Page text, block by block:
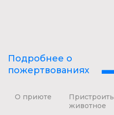
Подробнее о
пожертвованиях
О приюте
Пристроить
животное